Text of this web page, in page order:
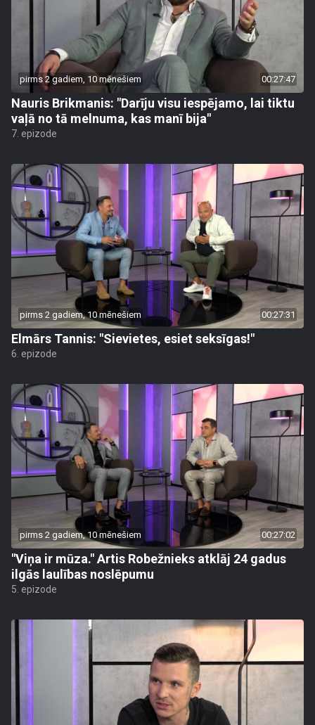
pirms 2 gadiem, 10 mēnešiem 00:27:47
Nauris Brikmanis: "Darīju visu iespējamo, lai tiktu
vaļā no tā melnuma, kas manī bija"
7. epizode
pirms 2 gadiem, 10 mēnešiem 00:27:31
Elmārs Tannis: "Sievietes, esiet seksīgas!"
6. epizode
pirms 2 gadiem, 10 mēnešiem 00:27:02
"Viņa ir mūza." Artis Robežnieks atklāj 24 gadus
ilgās laulības noslēpumu
5. epizode